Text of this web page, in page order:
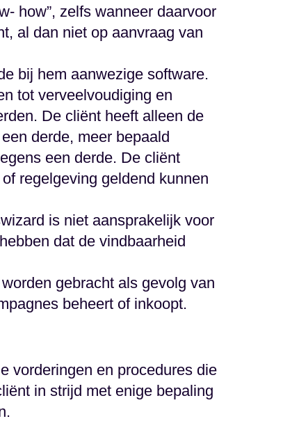
how”, zelfs wanneer daarvoor
al dan niet op aanvraag van
bij hem aanwezige software.
tot verveelvoudiging en
De cliënt heeft alleen de
derde, meer bepaald
een derde. De cliënt
regelgeving geldend kunnen
is niet aansprakelijk voor
dat de vindbaarheid
gebracht als gevolg van
beheert of inkoopt.
vorderingen en procedures die
in strijd met enige bepaling